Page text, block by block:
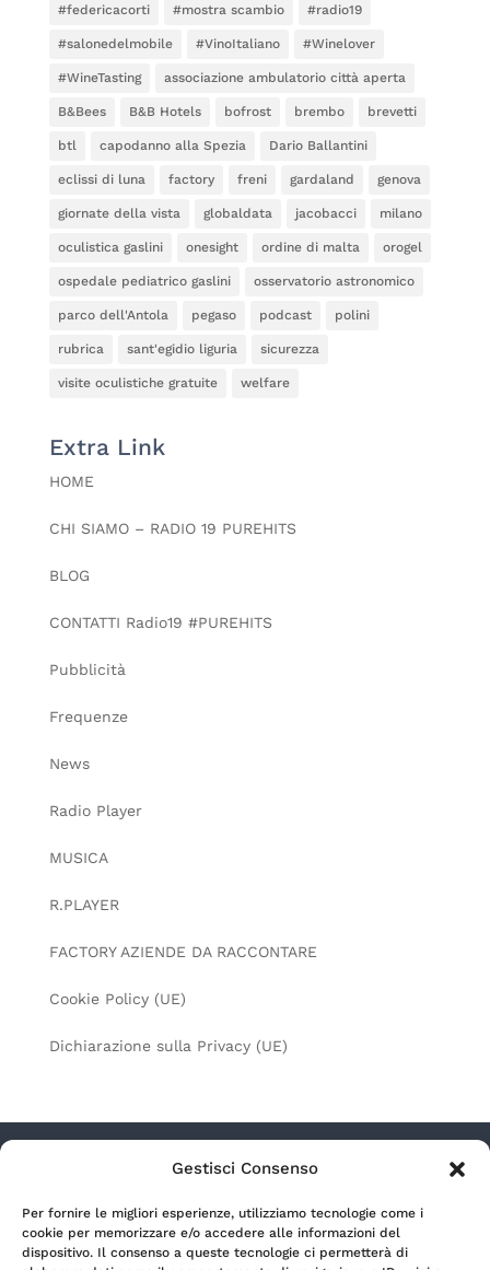
Gestisci Consenso
Per fornire le migliori esperienze, utilizziamo tecnologie come i
cookie per memorizzare e/o accedere alle informazioni del
dispositivo. Il consenso a queste tecnologie ci permetterà di
#federicacorti #mostra scambio #radio19
#salonedelmobile #VinoItaliano #Winelover
#WineTasting associazione ambulatorio città aperta
B&Bees B&B Hotels bofrost brembo brevetti
btl capodanno alla Spezia Dario Ballantini
eclissi di luna factory freni gardaland genova
giornate della vista globaldata jacobacci milano
oculistica gaslini onesight ordine di malta orogel
ospedale pediatrico gaslini osservatorio astronomico
parco dell'Antola pegaso podcast polini
rubrica sant'egidio liguria sicurezza
visite oculistiche gratuite welfare
Extra Link
HOME
CHI SIAMO – RADIO 19 PUREHITS
BLOG
CONTATTI Radio19 #PUREHITS
Pubblicità
Frequenze
News
Radio Player
MUSICA
R.PLAYER
FACTORY AZIENDE DA RACCONTARE
Cookie Policy (UE)
Dichiarazione sulla Privacy (UE)
9/11 – 24122 Bergamo (Italia) | P.Iva 00699990164 |
REA BG-166254 | Capitale sociale € 500.000,00 i.v.